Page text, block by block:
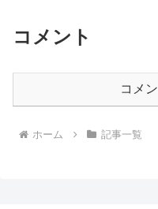
コメント
コメ
ホーム 記事一覧